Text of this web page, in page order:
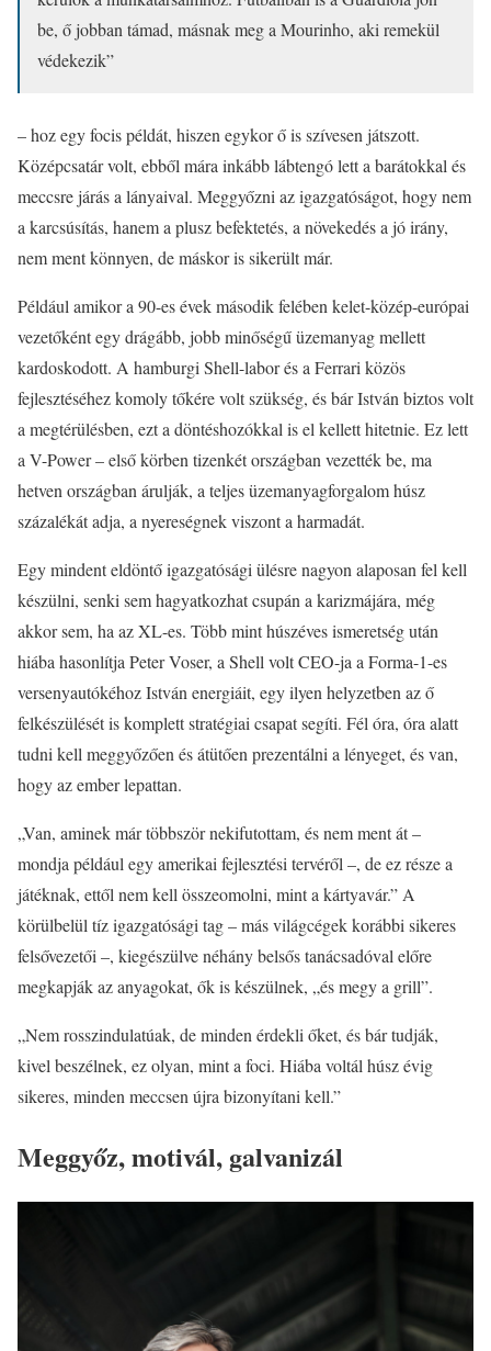
be, ő jobban támad, másnak meg a Mourinho, aki remekül
védekezik”
– hoz egy focis példát, hiszen egykor ő is szívesen játszott.
Középcsatár volt, ebből mára inkább lábtengó lett a barátokkal és
meccsre járás a lányaival. Meggyőzni az igazgatóságot, hogy nem
a karcsúsítás, hanem a plusz befektetés, a növekedés a jó irány,
nem ment könnyen, de máskor is sikerült már.
Például amikor a 90-es évek második felében kelet-közép-európai
vezetőként egy drágább, jobb minőségű üzemanyag mellett
kardoskodott. A hamburgi Shell-labor és a Ferrari közös
fejlesztéséhez komoly tőkére volt szükség, és bár István biztos volt
a megtérülésben, ezt a döntéshozókkal is el kellett hitetnie. Ez lett
a V-Power – első körben tizenkét országban vezették be, ma
hetven országban árulják, a teljes üzemanyagforgalom húsz
százalékát adja, a nyereségnek viszont a harmadát.
Egy mindent eldöntő igazgatósági ülésre nagyon alaposan fel kell
készülni, senki sem hagyatkozhat csupán a karizmájára, még
akkor sem, ha az XL-es. Több mint húszéves ismeretség után
hiába hasonlítja Peter Voser, a Shell volt CEO-ja a Forma-1-es
versenyautókéhoz István energiáit, egy ilyen helyzetben az ő
felkészülését is komplett stratégiai csapat segíti. Fél óra, óra alatt
tudni kell meggyőzően és átütően prezentálni a lényeget, és van,
hogy az ember lepattan.
„Van, aminek már többször nekifutottam, és nem ment át –
mondja például egy amerikai fejlesztési tervéről –, de ez része a
játéknak, ettől nem kell összeomolni, mint a kártyavár.” A
körülbelül tíz igazgatósági tag – más világcégek korábbi sikeres
felsővezetői –, kiegészülve néhány belsős tanácsadóval előre
megkapják az anyagokat, ők is készülnek, „és megy a grill”.
„Nem rosszindulatúak, de minden érdekli őket, és bár tudják,
kivel beszélnek, ez olyan, mint a foci. Hiába voltál húsz évig
sikeres, minden meccsen újra bizonyítani kell.”
Meggyőz, motivál, galvanizál